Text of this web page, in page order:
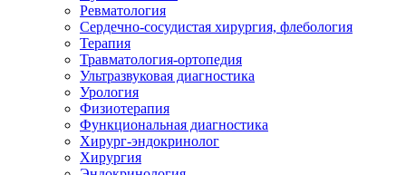
Ревматология
Сердечно-сосудистая хирургия, флебология
Терапия
Травматология-ортопедия
Ультразвуковая диагностика
Урология
Физиотерапия
Функциональная диагностика
Хирург-эндокринолог
Хирургия